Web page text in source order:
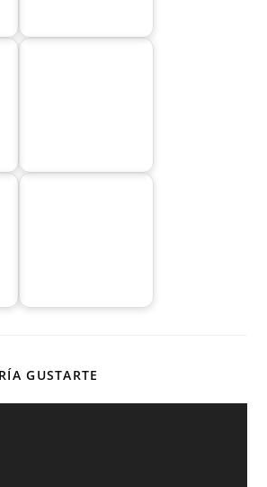
GUSTARTE